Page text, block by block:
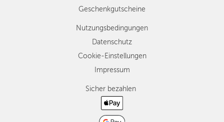
Geschenkgutscheine
Nutzungsbedingungen
Datenschutz
Cookie-Einstellungen
Impressum
Sicher bezahlen